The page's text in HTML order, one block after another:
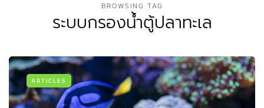
BROWSING TAG
ระบบกรองน้ำตู้ปลาทะเล
ARTICLES